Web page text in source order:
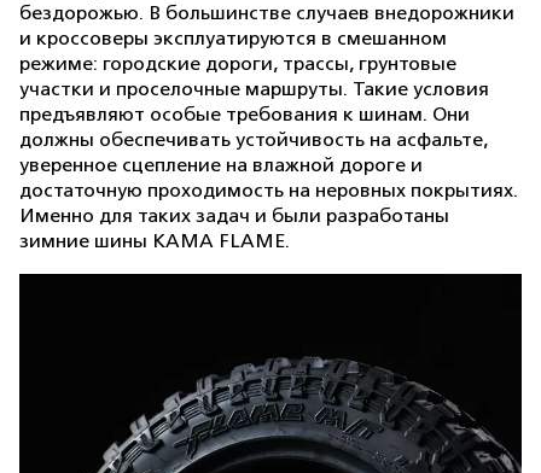
бездорожью. В большинстве случаев внедорожники
и кроссоверы эксплуатируются в смешанном
режиме: городские дороги, трассы, грунтовые
участки и проселочные маршруты. Такие условия
предъявляют особые требования к шинам. Они
должны обеспечивать устойчивость на асфальте,
уверенное сцепление на влажной дороге и
достаточную проходимость на неровных покрытиях.
Именно для таких задач и были разработаны
зимние шины KAMA FLAME.